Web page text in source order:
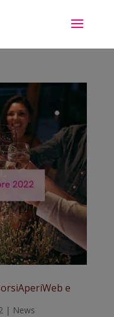
e
| News